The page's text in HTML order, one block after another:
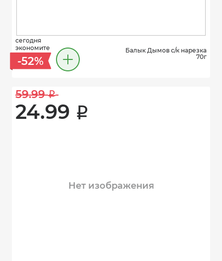
сегодня
экономите
-52%
Балык Дымов с/к нарезка
70г
59.99 i
24.99 i
Нет изображения